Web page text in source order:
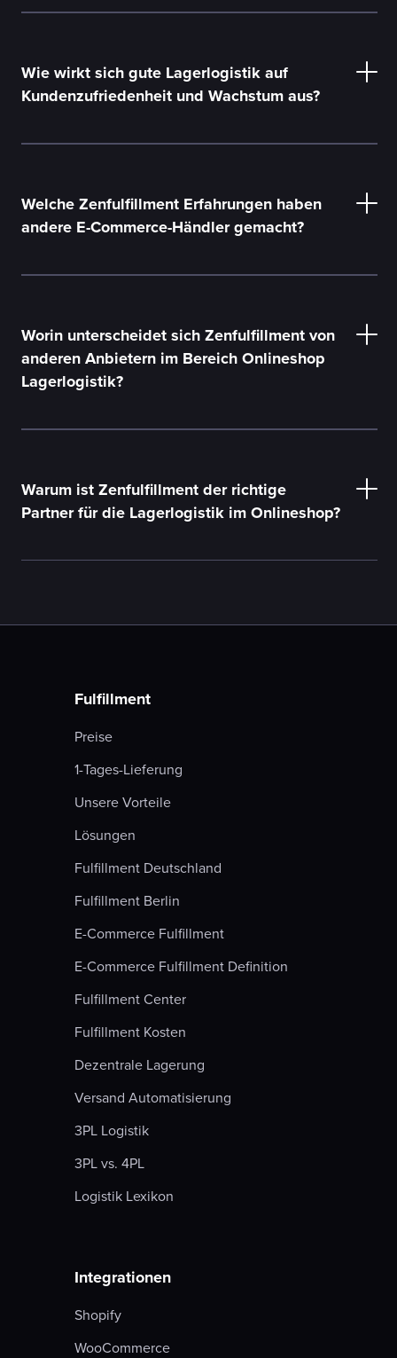
Wie wirkt sich gute Lagerlogistik auf
Kundenzufriedenheit und Wachstum aus?
Welche Zenfulfillment Erfahrungen haben
andere E-Commerce-Händler gemacht?
Worin unterscheidet sich Zenfulfillment von
anderen Anbietern im Bereich Onlineshop
Lagerlogistik?
Warum ist Zenfulfillment der richtige
Partner für die Lagerlogistik im Onlineshop?
Fulfillment
Preise
1-Tages-Lieferung
Unsere Vorteile
Lösungen
Fulfillment Deutschland
Fulfillment Berlin
E-Commerce Fulfillment
E-Commerce Fulfillment Definition
Fulfillment Center
Fulfillment Kosten
Dezentrale Lagerung
Versand Automatisierung
3PL Logistik
3PL vs. 4PL
Logistik Lexikon
Integrationen
Shopify
WooCommerce